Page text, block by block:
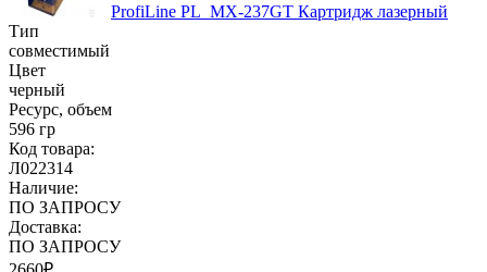
ProfiLine PL_MX-237GT Картридж лазерный
Тип
совместимый
Цвет
черный
Ресурс, объем
596 гр
Код товара:
Л022314
Наличие:
ПО ЗАПРОСУ
Доставка:
ПО ЗАПРОСУ